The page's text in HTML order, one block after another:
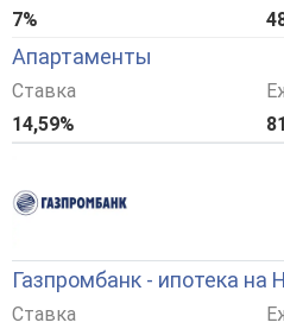
7%
Апартаменты
Ставка
14,59%
Газпромбанк - ипотека на
Ставка